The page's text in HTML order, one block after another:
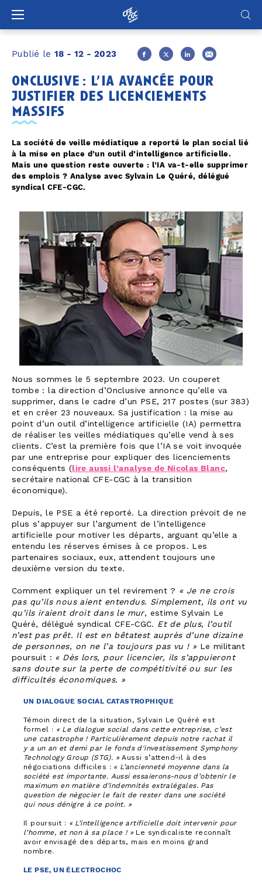
Publié le 18 - 12 - 2023
onclusive : l’ia avancée pour
justifier des licenciements
massifs
La société de veille médiatique a reporté le plan social lié
à la mise en place d’un outil d’intelligence artificielle.
Mais une question reste ouverte : l’IA va-t-elle supprimer
des emplois ? Analyse avec Sylvain Le Quéré, délégué
syndical CFE-CGC.
Nous sommes le 5 septembre 2023. Un couperet
tombe : la direction d’Onclusive annonce qu’elle va
supprimer, dans le cadre d’un PSE, 217 postes (sur 383)
et en créer 23 nouveaux. Sa justification : la mise au
point d’un outil d’intelligence artificielle (IA) permettra
de réaliser les veilles médiatiques qu’elle vend à ses
clients. C’est la première fois que l’IA se voit invoquée
par une entreprise pour expliquer des licenciements
conséquents (lire aussi l’analyse de Nicolas Blanc,
secrétaire national CFE-CGC à la transition
économique).
Depuis, le PSE a été reporté. La direction prévoit de ne
plus s’appuyer sur l’argument de l’intelligence
artificielle pour motiver les départs, arguant qu’elle a
entendu les réserves émises à ce propos. Les
partenaires sociaux, eux, attendent toujours une
deuxième version du texte.
Comment expliquer un tel revirement ? « Je ne crois
pas qu’ils nous aient entendus. Simplement, ils ont vu
qu’ils iraient droit dans le mur, estime Sylvain Le
Quéré, délégué syndical CFE-CGC. Et de plus, l’outil
n’est pas prêt. Il est en bêtatest auprès d’une dizaine
de personnes, on ne l’a toujours pas vu ! » Le militant
poursuit : « Dès lors, pour licencier, ils s’appuieront
sans doute sur la perte de compétitivité ou sur les
difficultés économiques. »
UN DIALOGUE SOCIAL CATASTROPHIQUE
Témoin direct de la situation, Sylvain Le Quéré est
formel : « Le dialogue social dans cette entreprise, c’est
une catastrophe ! Particulièrement depuis notre rachat il
y a un an et demi par le fonds d'investissement Symphony
Technology Group (STG). » Aussi s’attend-il à des
négociations difficiles : « L’ancienneté moyenne dans la
société est importante. Aussi essaierons-nous d’obtenir le
maximum en matière d’indemnités extralégales. Pas
question de négocier le fait de rester dans une société
qui nous dénigre à ce point. »
Il poursuit : « L’intelligence artificielle doit intervenir pour
l’homme, et non à sa place ! » Le syndicaliste reconnaît
avoir envisagé des départs, mais en moins grand
nombre.
LE PSE, UN ÉLECTROCHOC
Panneau de gestion des cookies